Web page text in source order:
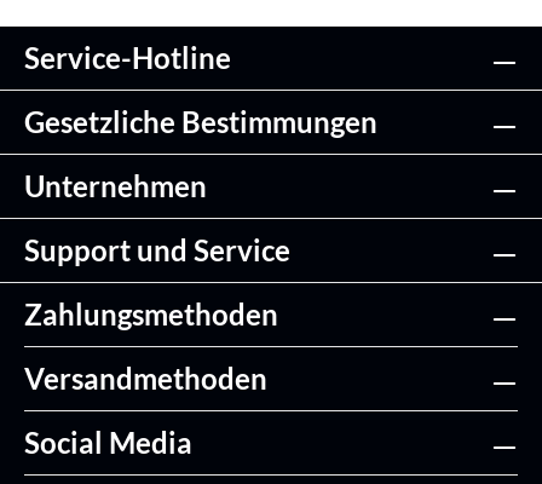
Service-Hotline
Gesetzliche Bestimmungen
Unternehmen
Support und Service
Zahlungsmethoden
Versandmethoden
Social Media